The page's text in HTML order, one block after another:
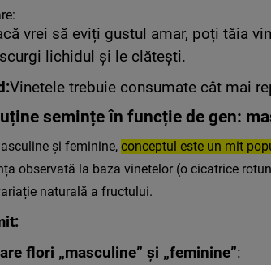
vrei să eviți gustul amar, poți tăia
lichidul și le clătești.
Vinetele trebuie consumate cât mai
semințe în funcție de gen:
și feminine, conceptul este un mit
observată la baza vinetelor (o cicatrice
naturală a fructului.
flori „masculine” și „feminine”: